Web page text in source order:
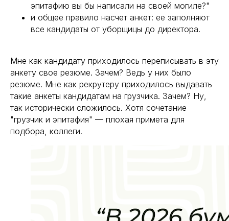
эпитафию вы бы написали на своей могиле?"
и общее правило насчет анкет: ее заполняют
все кандидаты от уборщицы до директора.
Мне как кандидату приходилось переписывать в эту
анкету свое резюме. Зачем? Ведь у них было
резюме. Мне как рекрутеру приходилось выдавать
такие анкеты кандидатам на грузчика. Зачем? Ну,
так исторически сложилось. Хотя сочетание
"грузчик и эпитафия" — плохая примета для
подбора, коллеги.